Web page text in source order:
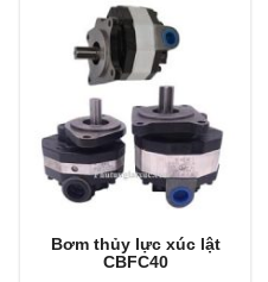
Bơm thủy lực xúc lật
CBFC40